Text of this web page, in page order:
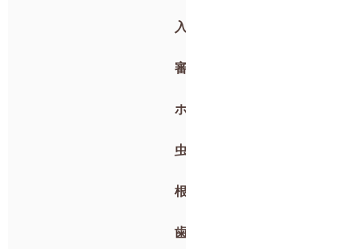
入れ歯
審美歯科
ホワイトニング
虫歯治療・抜歯
根管治療
歯周病